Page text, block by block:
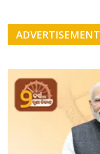
ADVERTISEMENT